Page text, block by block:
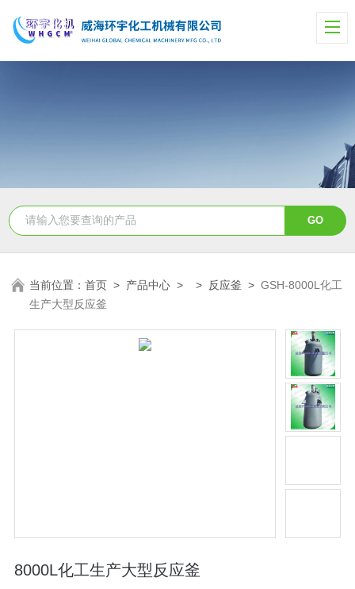
当前位置：首页 > 产品中心 > > 反应釜 >GSH-8000L化工
生产大型反应釜
8000L化工生产大型反应釜